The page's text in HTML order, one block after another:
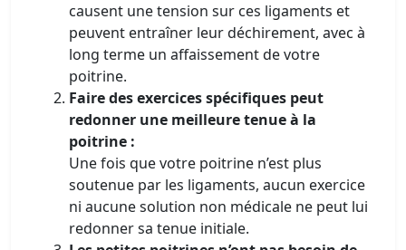
causent une tension sur ces ligaments et
peuvent entraîner leur déchirement, avec à
long terme un affaissement de votre
poitrine.
Faire des exercices spécifiques peut
redonner une meilleure tenue à la
poitrine :
Une fois que votre poitrine n’est plus
soutenue par les ligaments, aucun exercice
ni aucune solution non médicale ne peut lui
redonner sa tenue initiale.